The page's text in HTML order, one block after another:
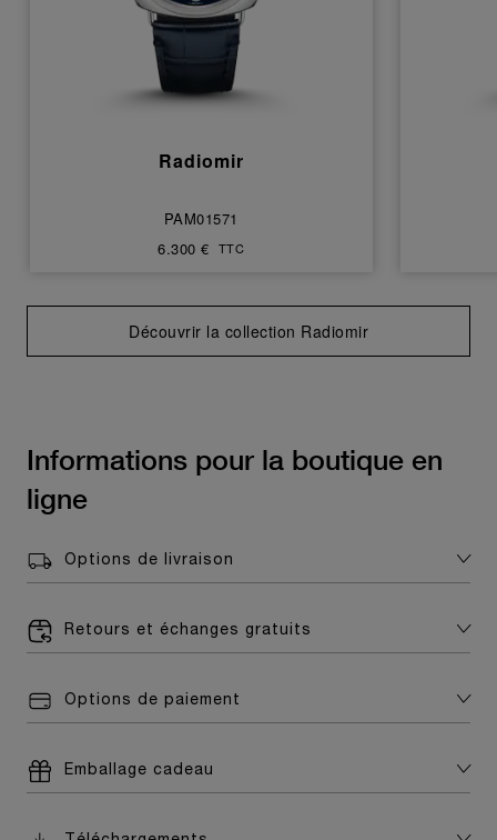
Radiomir
PAM01571
6.300 € TTC
Découvrir la collection Radiomir
Informations pour la boutique en
ligne
Options de livraison
Retours et échanges gratuits
Options de paiement
Emballage cadeau